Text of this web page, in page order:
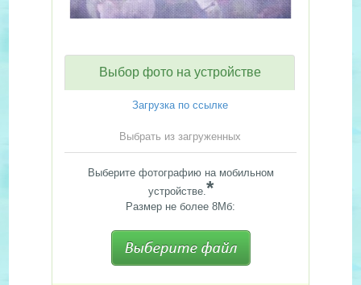
Выбор фото на устройстве
Загрузка по ссылке
Выбрать из загруженных
Выберите фотографию на мобильном
устройстве.*
Размер не более 8Мб: